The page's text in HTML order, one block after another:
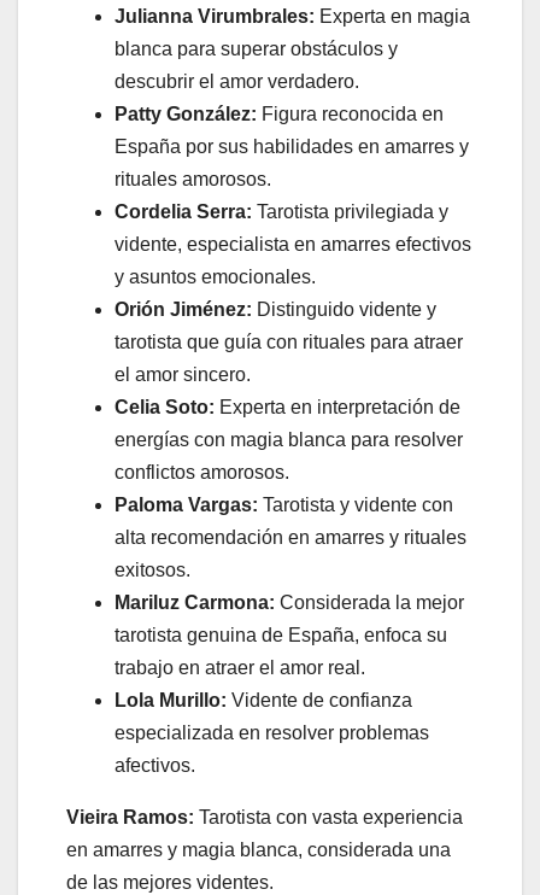
Julianna Virumbrales: Experta en magia
blanca para superar obstáculos y
descubrir el amor verdadero.
Patty González: Figura reconocida en
España por sus habilidades en amarres y
rituales amorosos.
Cordelia Serra: Tarotista privilegiada y
vidente, especialista en amarres efectivos
y asuntos emocionales.
Orión Jiménez: Distinguido vidente y
tarotista que guía con rituales para atraer
el amor sincero.
Celia Soto: Experta en interpretación de
energías con magia blanca para resolver
conflictos amorosos.
Paloma Vargas: Tarotista y vidente con
alta recomendación en amarres y rituales
exitosos.
Mariluz Carmona: Considerada la mejor
tarotista genuina de España, enfoca su
trabajo en atraer el amor real.
Lola Murillo: Vidente de confianza
especializada en resolver problemas
afectivos.
Vieira Ramos: Tarotista con vasta experiencia
en amarres y magia blanca, considerada una
de las mejores videntes.